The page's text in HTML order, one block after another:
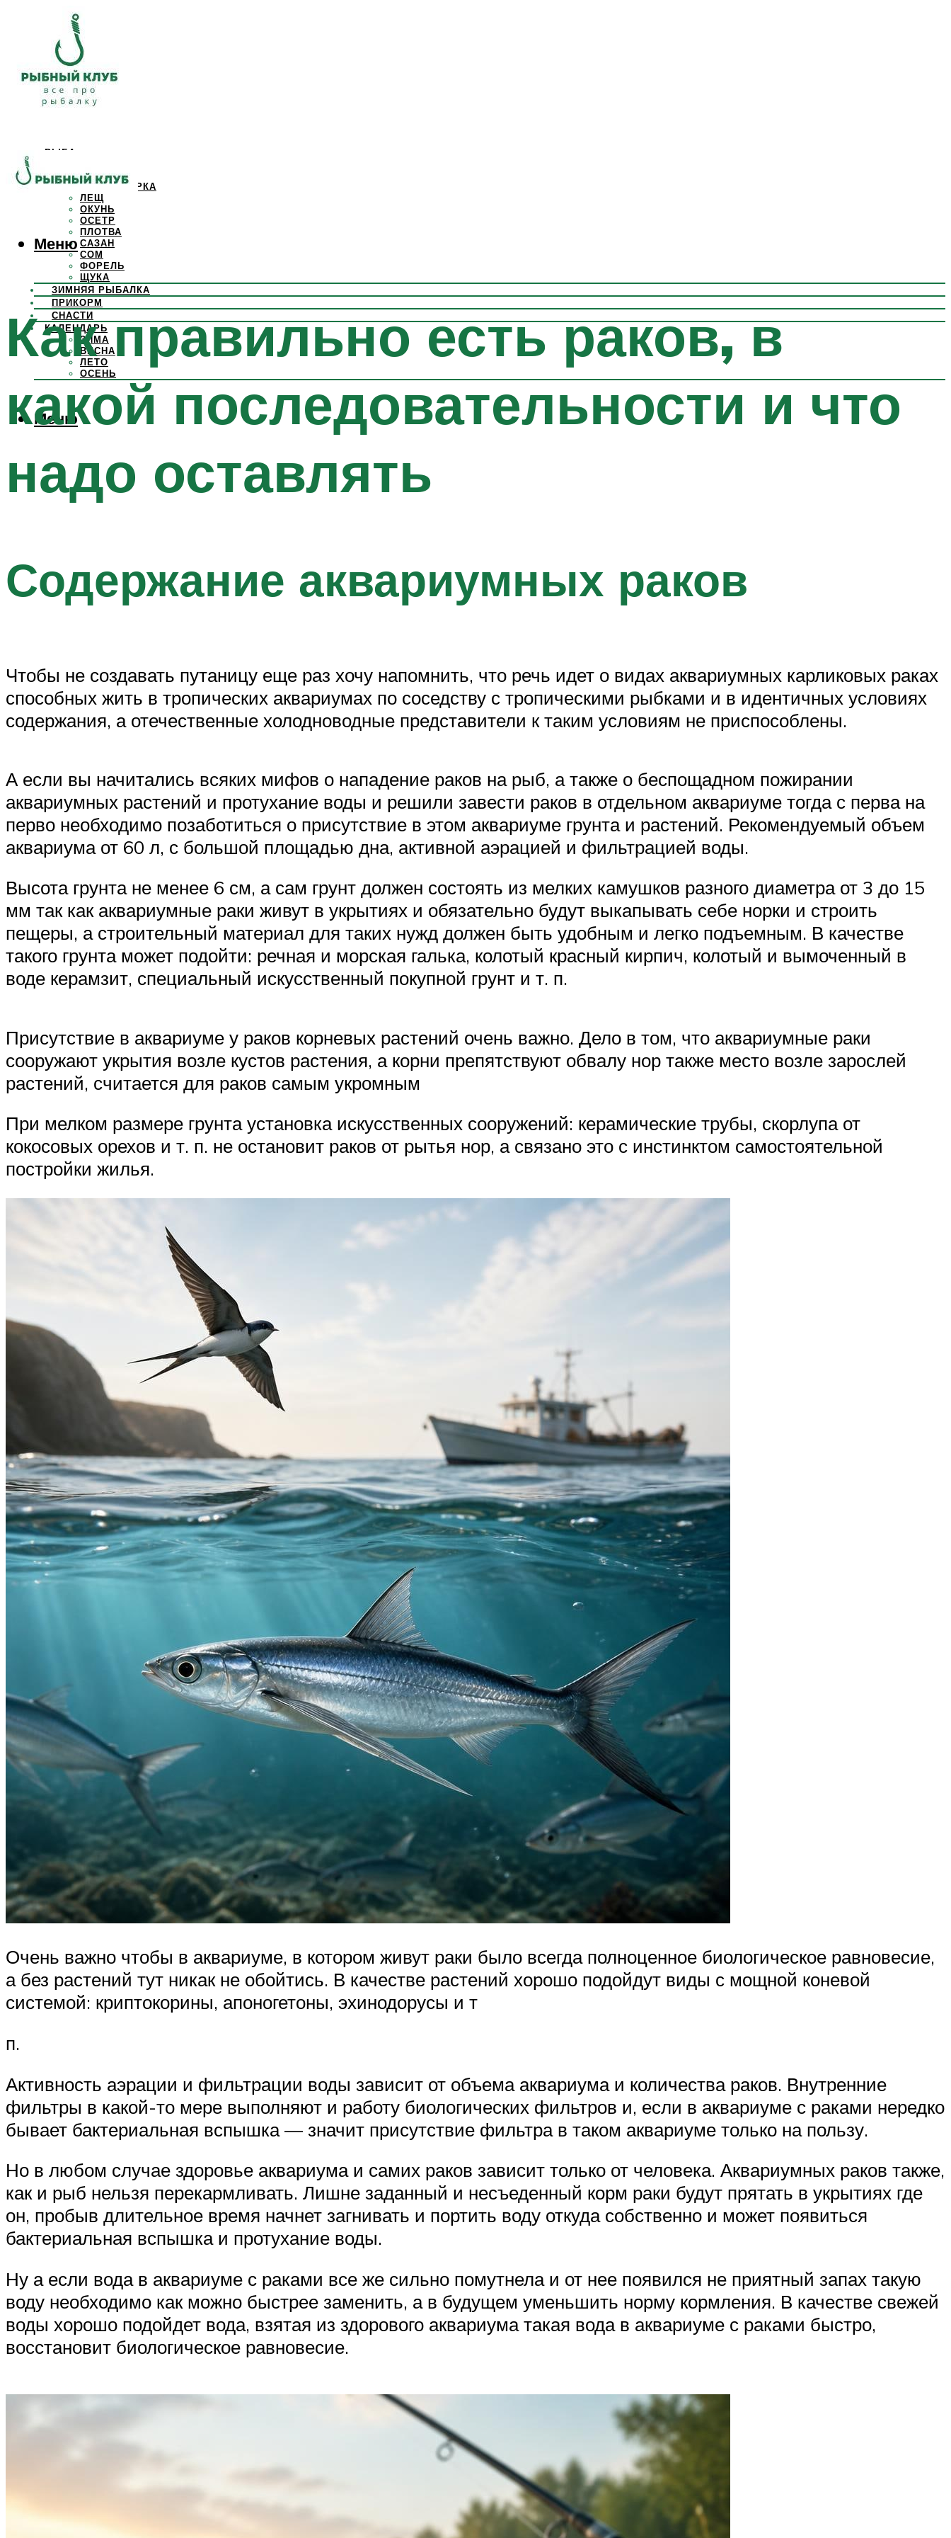
РЫБА
КАРП
КРАСНОПЕРКА
ЛЕЩ
ОКУНЬ
ОСЕТР
ПЛОТВА
САЗАН
СОМ
ФОРЕЛЬ
ЩУКА
ЗИМНЯЯ РЫБАЛКА
ПРИКОРМ
СНАСТИ
КАЛЕНДАРЬ
ЗИМА
ВЕСНА
ЛЕТО
ОСЕНЬ
Меню
Меню
Как правильно есть раков, в
какой последовательности и что
надо оставлять
Содержание аквариумных раков
Чтобы не создавать путаницу еще раз хочу напомнить, что речь идет о видах аквариумных карликовых раках
способных жить в тропических аквариумах по соседству с тропическими рыбками и в идентичных условиях
содержания, а отечественные холодноводные представители к таким условиям не приспособлены.
А если вы начитались всяких мифов о нападение раков на рыб, а также о беспощадном пожирании
аквариумных растений и протухание воды и решили завести раков в отдельном аквариуме тогда с перва на
перво необходимо позаботиться о присутствие в этом аквариуме грунта и растений. Рекомендуемый объем
аквариума от 60 л, с большой площадью дна, активной аэрацией и фильтрацией воды.
Высота грунта не менее 6 см, а сам грунт должен состоять из мелких камушков разного диаметра от 3 до 15
мм так как аквариумные раки живут в укрытиях и обязательно будут выкапывать себе норки и строить
пещеры, а строительный материал для таких нужд должен быть удобным и легко подъемным. В качестве
такого грунта может подойти: речная и морская галька, колотый красный кирпич, колотый и вымоченный в
воде керамзит, специальный искусственный покупной грунт и т. п.
Присутствие в аквариуме у раков корневых растений очень важно. Дело в том, что аквариумные раки
сооружают укрытия возле кустов растения, а корни препятствуют обвалу нор также место возле зарослей
растений, считается для раков самым укромным
При мелком размере грунта установка искусственных сооружений: керамические трубы, скорлупа от
кокосовых орехов и т. п. не остановит раков от рытья нор, а связано это с инстинктом самостоятельной
постройки жилья.
Очень важно чтобы в аквариуме, в котором живут раки было всегда полноценное биологическое равновесие,
а без растений тут никак не обойтись. В качестве растений хорошо подойдут виды с мощной коневой
системой: криптокорины, апоногетоны, эхинодорусы и т
п.
Активность аэрации и фильтрации воды зависит от объема аквариума и количества раков. Внутренние
фильтры в какой-то мере выполняют и работу биологических фильтров и, если в аквариуме с раками нередко
бывает бактериальная вспышка — значит присутствие фильтра в таком аквариуме только на пользу.
Но в любом случае здоровье аквариума и самих раков зависит только от человека. Аквариумных раков также,
как и рыб нельзя перекармливать. Лишне заданный и несъеденный корм раки будут прятать в укрытиях где
он, пробыв длительное время начнет загнивать и портить воду откуда собственно и может появиться
бактериальная вспышка и протухание воды.
Ну а если вода в аквариуме с раками все же сильно помутнела и от нее появился не приятный запах такую
воду необходимо как можно быстрее заменить, а в будущем уменьшить норму кормления. В качестве свежей
воды хорошо подойдет вода, взятая из здорового аквариума такая вода в аквариуме с раками быстро,
восстановит биологическое равновесие.